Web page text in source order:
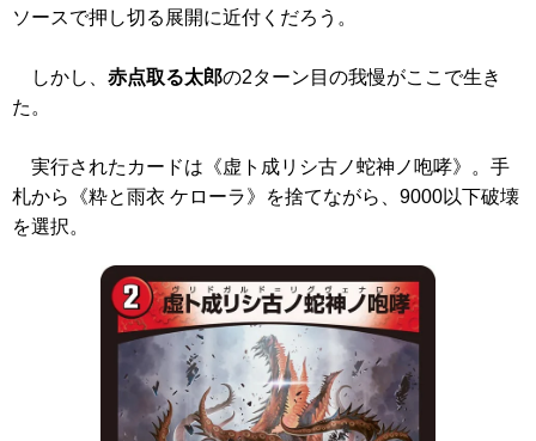
ソースで押し切る展開に近付くだろう。
しかし、 赤点取る太郎の2ターン目の我慢がここで生き
た。
実行されたカードは 《虚ト成リシ古ノ蛇神ノ咆哮》
。手
札から
《粋と雨衣 ケローラ》
を捨てながら、9000以下破壊
を選択。